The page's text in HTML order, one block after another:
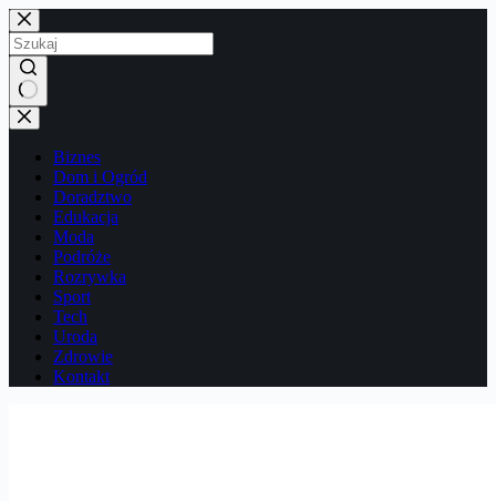
Przejdź
do
treści
Brak
wyników
Biznes
Dom i Ogród
Doradztwo
Edukacja
Moda
Podróże
Rozrywka
Sport
Tech
Uroda
Zdrowie
Kontakt